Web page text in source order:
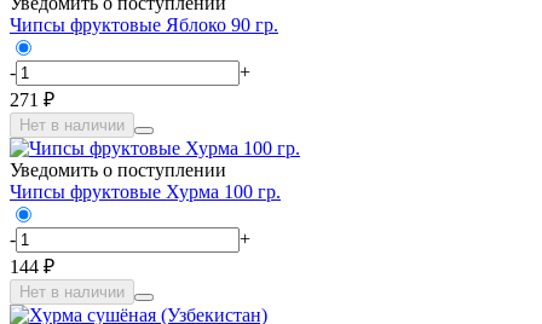
Чипсы фруктовые Яблоко 90 гр.
-
+
271 ₽
Нет в наличии
Уведомить о поступлении
Чипсы фруктовые Хурма 100 гр.
-
+
144 ₽
Нет в наличии